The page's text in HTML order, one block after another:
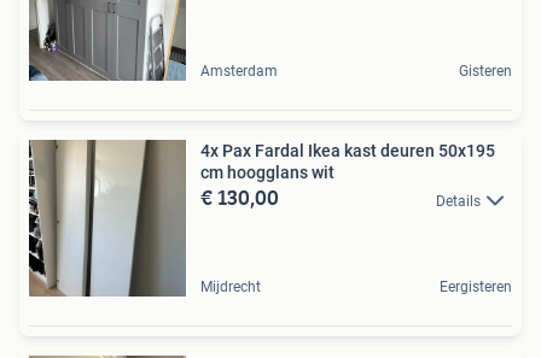
Amsterdam Gisteren
4x Pax Fardal Ikea kast deuren 50x195
cm hoogglans wit
€ 130,00 Details
Mijdrecht Eergisteren